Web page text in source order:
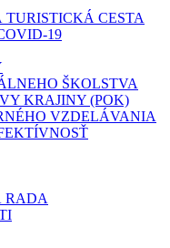
TURISTICKÁ CESTA
19
ŠKOLSTVA
KRAJINY (POK)
VZDELÁVANIA
RADA